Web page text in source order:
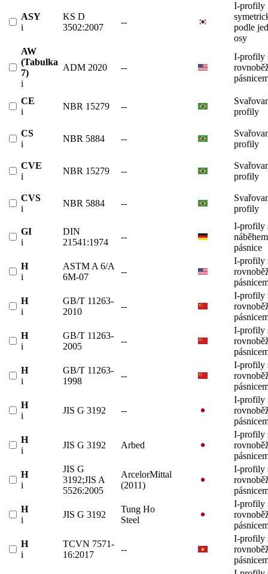
ASY
i
KS D
3502:2007
--
I-profily
podle
osy
AW
(Tabulka
7)
i
ADM 2020 --
I-profily
CE
i
NBR 15279 --
profily
CS
i
NBR 5884 --
profily
CVE
i
NBR 15279 --
profily
CVS
i
NBR 5884 --
profily
GI
i
DIN
21541:1974
--
I-profily
náběhem
pásnice
H
i
ASTM A 6/A
6M-07
--
I-profily
H
i
GB/T 11263-
2010
--
I-profily
H
i
GB/T 11263-
2005
--
I-profily
H
i
GB/T 11263-
1998
--
I-profily
H
i
JIS G 3192 --
I-profily
H
i
JIS G 3192 Arbed
I-profily
H
i
JIS G
3192;JIS A
5526:2005
ArcelorMittal
(2011)
I-profily
H
i
JIS G 3192
Tung Ho
Steel
I-profily
H
i
TCVN 7571-
16:2017
--
I-profily